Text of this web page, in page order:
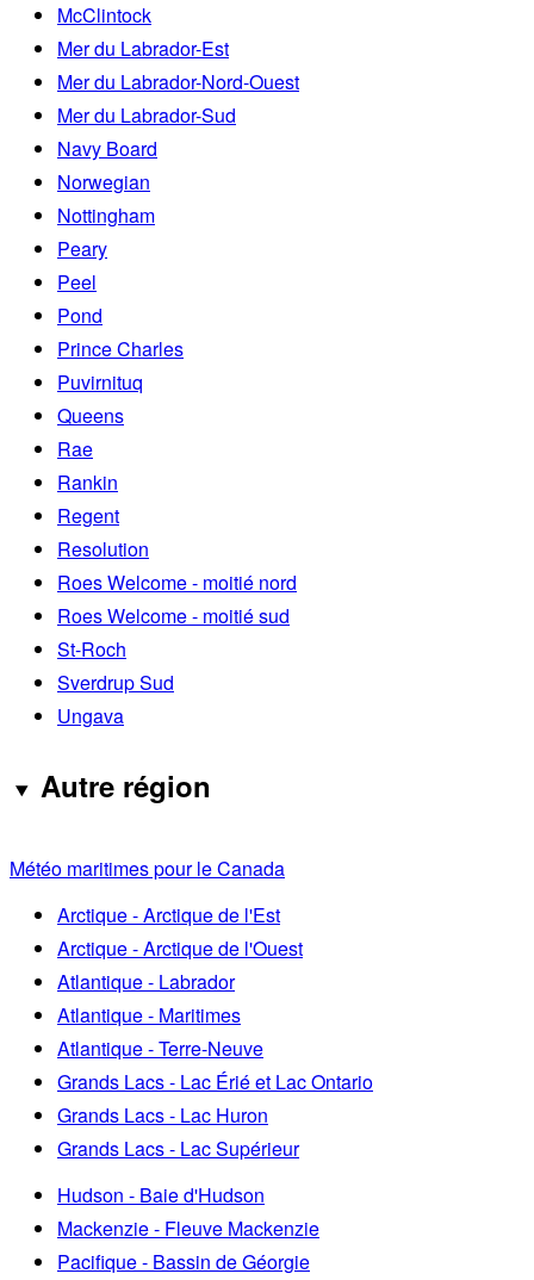
McClintock
Mer du Labrador-Est
Mer du Labrador-Nord-Ouest
Mer du Labrador-Sud
Navy Board
Norwegian
Nottingham
Peary
Peel
Pond
Prince Charles
Puvirnituq
Queens
Rae
Rankin
Regent
Resolution
Roes Welcome - moitié nord
Roes Welcome - moitié sud
St-Roch
Sverdrup Sud
Ungava
Autre région
Météo maritimes pour le Canada
Arctique - Arctique de l'Est
Arctique - Arctique de l'Ouest
Atlantique - Labrador
Atlantique - Maritimes
Atlantique - Terre-Neuve
Grands Lacs - Lac Érié et Lac Ontario
Grands Lacs - Lac Huron
Grands Lacs - Lac Supérieur
Hudson - Baie d'Hudson
Mackenzie - Fleuve Mackenzie
Pacifique - Bassin de Géorgie